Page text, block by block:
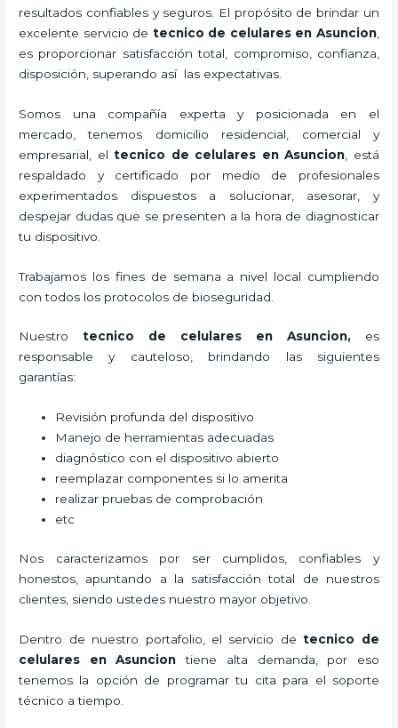
resultados confiables y seguros. El propósito de brindar un
excelente servicio de tecnico de celulares en Asuncion,
es proporcionar satisfacción total, compromiso, confianza,
disposición, superando así las expectativas.
Somos una compañía experta y posicionada en el
mercado, tenemos domicilio residencial, comercial y
empresarial, eltecnico de celulares en Asuncion , está
respaldado y certificado por medio de profesionales
experimentados dispuestos a solucionar, asesorar, y
despejar dudas que se presenten a la hora de diagnosticar
tu dispositivo.
Trabajamos los fines de semana a nivel local cumpliendo
con todos los protocolos de bioseguridad.
Nuestrotecnico de celulares en Asuncion, es
responsable y cauteloso, brindando las siguientes
garantías:
Revisión profunda del dispositivo
Manejo de herramientas adecuadas
diagnóstico con el dispositivo abierto
reemplazar componentes si lo amerita
realizar pruebas de comprobación
etc
Nos caracterizamos por ser cumplidos, confiables y
honestos, apuntando a la satisfacción total de nuestros
clientes, siendo ustedes nuestro mayor objetivo.
Dentro de nuestro portafolio, el servicio detecnico de
celulares en Asuncion tiene alta demanda, por eso
tenemos la opción de programar tu cita para el soporte
técnico a tiempo.